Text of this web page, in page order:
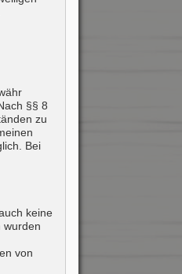
§§ 8
zu
Bei
keine
wurden
von